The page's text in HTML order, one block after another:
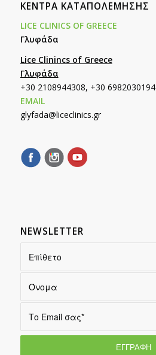
ΚΕΝΤΡΑ ΚΑΤΑΠΟΛΕΜΗΣΗΣ
LICE CLINICS OF GREECE
Γλυφάδα
Lice Clinincs of Greece
Γλυφάδα
+30 2108944308, +30 6982030194
EMAIL
glyfada@liceclinics.gr
NEWSLETTER